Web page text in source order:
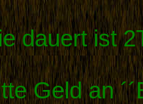
dauert ist
Geld an